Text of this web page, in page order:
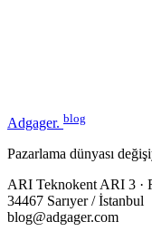
Adgager. blog
Pazarlama dünyası
ARI Teknokent ARI 3 ·
34467 Sarıyer / İstanbul
blog@adgager.com